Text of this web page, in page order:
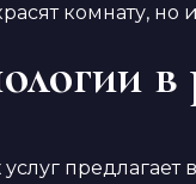
комнату, но
в